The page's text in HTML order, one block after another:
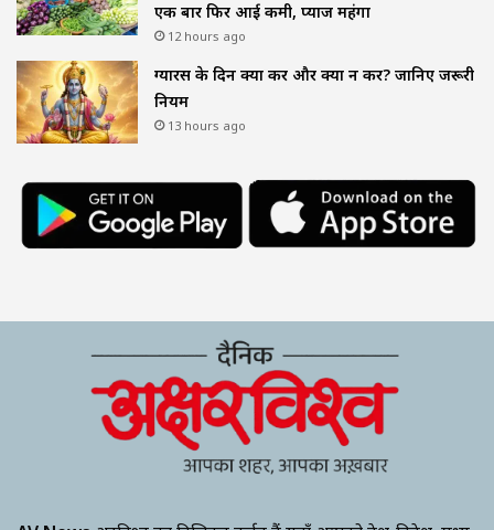
एक बार फिर आई कमी, प्याज महंगा
12 hours ago
ग्यारस के दिन क्या करें और क्या न करें? जानिए जरूरी
नियम
13 hours ago